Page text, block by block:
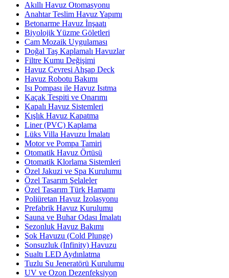
Akıllı Havuz Otomasyonu
Anahtar Teslim Havuz Yapımı
Betonarme Havuz İnşaatı
Biyolojik Yüzme Göletleri
Cam Mozaik Uygulaması
Doğal Taş Kaplamalı Havuzlar
Filtre Kumu Değişimi
Havuz Çevresi Ahşap Deck
Havuz Robotu Bakımı
Isı Pompası ile Havuz Isıtma
Kaçak Tespiti ve Onarımı
Kapalı Havuz Sistemleri
Kışlık Havuz Kapatma
Liner (PVC) Kaplama
Lüks Villa Havuzu İmalatı
Motor ve Pompa Tamiri
Otomatik Havuz Örtüsü
Otomatik Klorlama Sistemleri
Özel Jakuzi ve Spa Kurulumu
Özel Tasarım Şelaleler
Özel Tasarım Türk Hamamı
Poliüretan Havuz İzolasyonu
Prefabrik Havuz Kurulumu
Sauna ve Buhar Odası İmalatı
Sezonluk Havuz Bakımı
Şok Havuzu (Cold Plunge)
Sonsuzluk (Infinity) Havuzu
Sualtı LED Aydınlatma
Tuzlu Su Jeneratörü Kurulumu
UV ve Ozon Dezenfeksiyon